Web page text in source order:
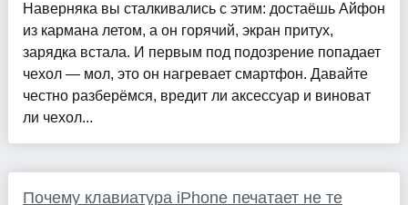
Наверняка вы сталкивались с этим: достаёшь Айфон
из кармана летом, а он горячий, экран притух,
зарядка встала. И первым под подозрение попадает
чехол — мол, это он нагревает смартфон. Давайте
честно разберёмся, вредит ли аксессуар и виноват
ли чехол...
Почему клавиатура iPhone печатает не те